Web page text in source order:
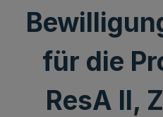
für die
ResA II,